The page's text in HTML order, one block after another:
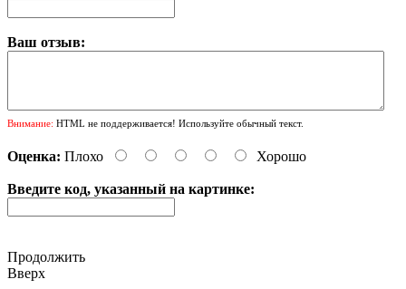
Ваш отзыв:
Внимание: HTML не поддерживается! Используйте обычный текст.
Оценка: Плохо Хорошо
Введите код, указанный на картинке:
Продолжить
Вверх